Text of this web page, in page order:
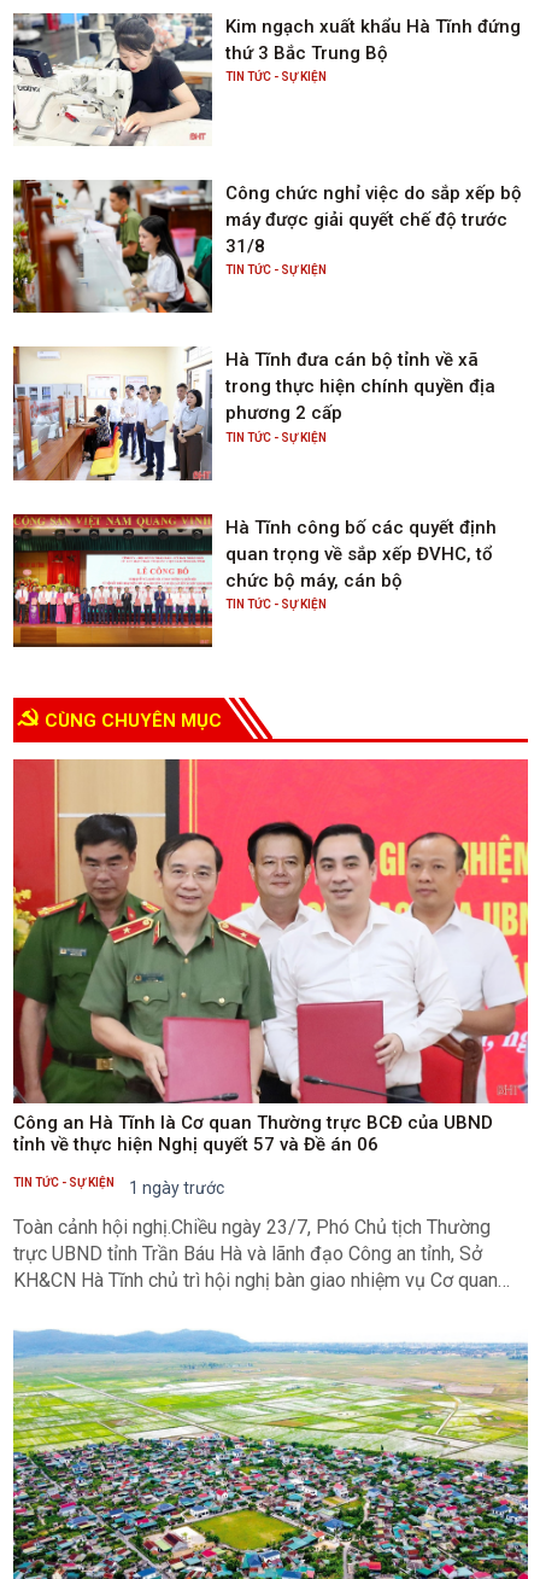
Kim ngạch xuất khẩu Hà Tĩnh đứng
thứ 3 Bắc Trung Bộ
TIN TỨC - SỰ KIỆN
Công chức nghỉ việc do sắp xếp bộ
máy được giải quyết chế độ trước
31/8
TIN TỨC - SỰ KIỆN
Hà Tĩnh đưa cán bộ tỉnh về xã
trong thực hiện chính quyền địa
phương 2 cấp
TIN TỨC - SỰ KIỆN
Hà Tĩnh công bố các quyết định
quan trọng về sắp xếp ĐVHC, tổ
chức bộ máy, cán bộ
TIN TỨC - SỰ KIỆN
CÙNG CHUYÊN MỤC
Công an Hà Tĩnh là Cơ quan Thường trực BCĐ của UBND
tỉnh về thực hiện Nghị quyết 57 và Đề án 06
TIN TỨC - SỰ KIỆN 1 ngày trước
Toàn cảnh hội nghị.Chiều ngày 23/7, Phó Chủ tịch Thường
trực UBND tỉnh Trần Báu Hà và lãnh đạo Công an tỉnh, Sở
KH&CN Hà Tĩnh chủ trì hội nghị bàn giao nhiệm vụ Cơ quan
học, công nghệ, đổi mới sáng tạo, chuyển đổi số và Đề án 06
từ Sở KH&CN sang Công an tỉnh Hà Tĩnh.Việc bàn giao nhiệm
vụ Cơ quan Thường trực Ban Chỉ đạo của UBND tỉnh Hà Tĩnh
được thực hiện nhằm tiếp tục kiện toàn đầu mối tổ chức thực
hiện, nâng cao hiệu quả công tác tham mưu, tổng hợp, theo
dõi, đôn đốc và phục vụ hoạt động của Ban Chỉ đạo; bảo
đảm sự lãnh đạo, chỉ đạo thống nhất, xuyên suốt, liên tục,
đáp ứng yêu cầu nhiệm vụ trong giai đoạn mới.Theo nội dung
bàn giao, Sở KH&CN chuyển giao cho Công an tỉnh Hà Tĩnh
nhiệm vụ Cơ quan Thường trực Ban Chỉ đạo, bao gồm công